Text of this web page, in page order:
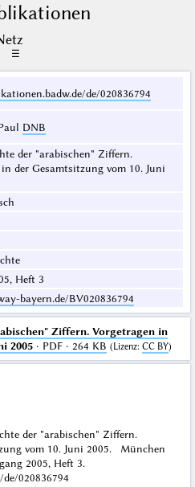
☰
de/020836794
DNB
der "arabischen" Ziffern.
der Gesamtsitzung vom 10. Juni
Heft 3
bayern.de/BV020836794
Ziffern. Vorgetragen in
2005· PDF · 264 KB (Lizenz: CC BY)
der "arabischen" Ziffern.
vom 10. Juni 2005. München
2005, Heft 3.
020836794